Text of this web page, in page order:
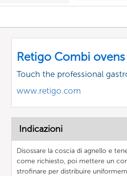
Retigo Combi ovens
Touch the professional
www.retigo.com
Indicazioni
Disossare la coscia di agnello e
come richiesto, poi mettere un
strofinare per distribuire